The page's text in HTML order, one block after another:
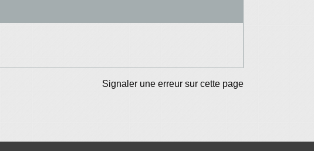
Signaler une erreur sur cette page